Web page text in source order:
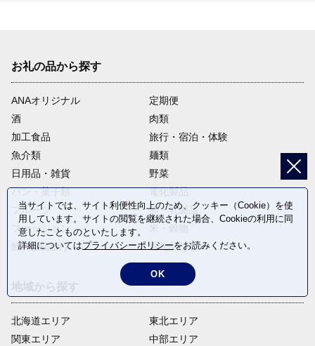
お礼の品から探す
ANAオリジナル
定期便
酒
肉類
加工食品
旅行・宿泊・体験
魚介類
麺類
日用品・雑貨
野菜
パン・菓子類
電化製品
フルーツ
卵・乳製品
ファッション
飲料(酒以外)
返礼品なし
北海道エリア
関東エリア
東北エリア
中部エリア
当サイトでは、サイト利便性向上のため、クッキー（Cookie）を使
用しています。サイトの閲覧を継続された場合、Cookieの利用に同
意したことものといたします。
詳細についてはプライバシーポリシーをお読みください。
OK